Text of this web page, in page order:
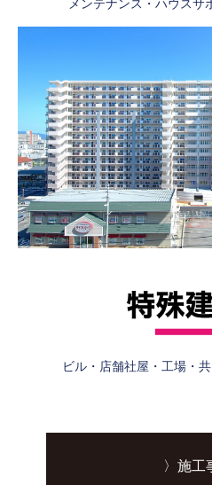
メンテナンス・ハウスサ
ビル・店舗社屋・工場・
〉施工